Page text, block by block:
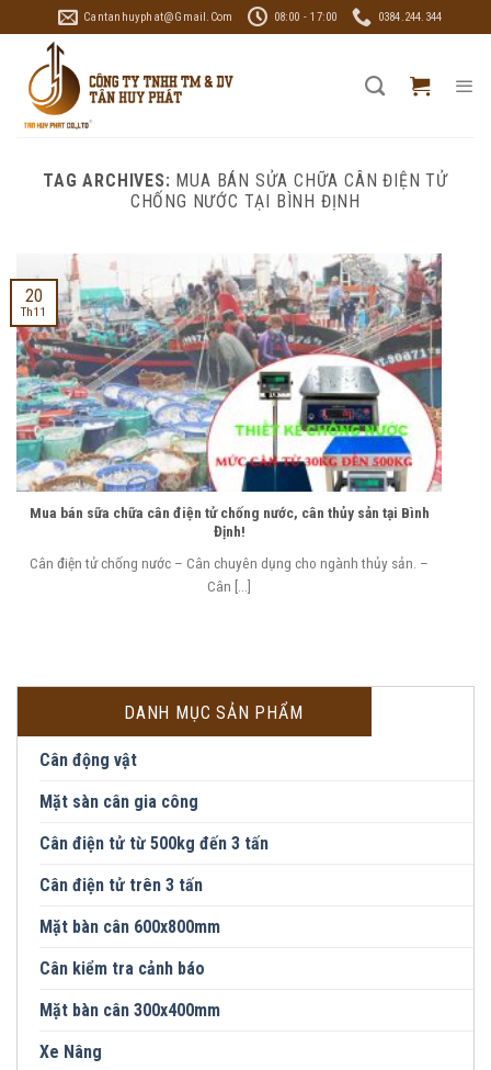
to
content
Cantanhuyphat@gmail.com 08:00 - 17:00 0384.244.344
TAG ARCHIVES: MUA BÁN SỬA CHỮA CÂN ĐIỆN TỬ
CHỐNG NƯỚC TẠI BÌNH ĐỊNH
Mua bán sữa chữa cân điện tử chống nước, cân thủy sản tại Bình
Định!
Cân điện tử chống nước – Cân chuyên dụng cho ngành thủy sản. –
Cân [...]
20
Th11
DANH MỤC SẢN PHẨM
Cân động vật
Mặt sàn cân gia công
Cân điện tử từ 500kg đến 3 tấn
Cân điện tử trên 3 tấn
Mặt bàn cân 600x800mm
Cân kiểm tra cảnh báo
Mặt bàn cân 300x400mm
Xe Nâng